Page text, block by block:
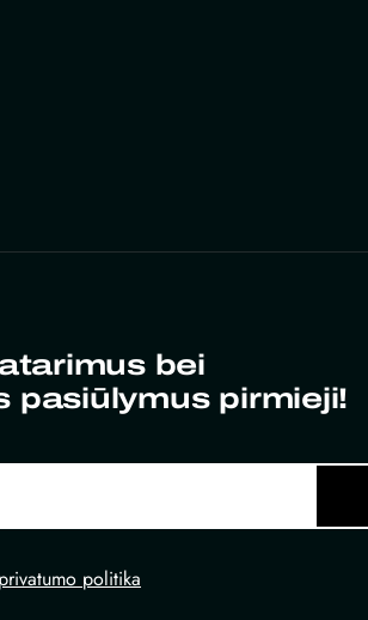
bei
pasiūlymus pirmieji!
privatumo politika